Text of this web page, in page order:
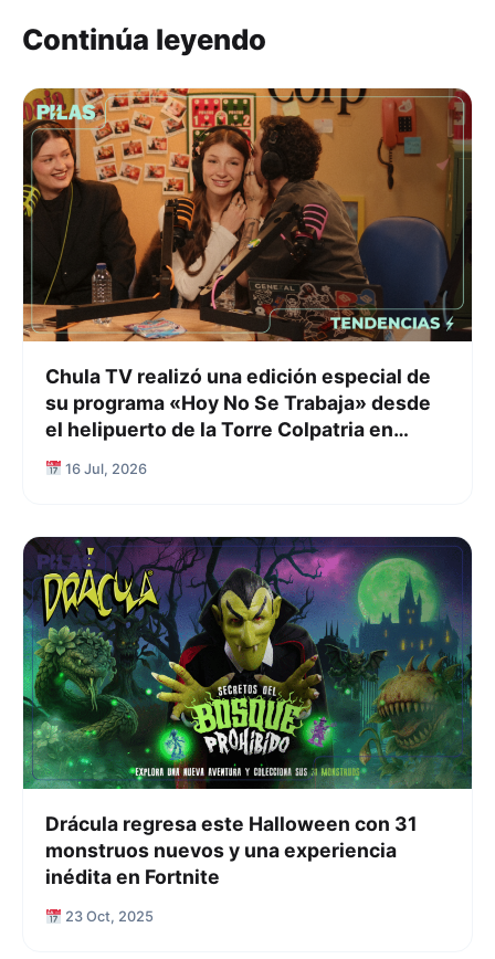
Continúa leyendo
Chula TV realizó una edición especial de
su programa «Hoy No Se Trabaja» desde
el helipuerto de la Torre Colpatria en
Bogotá
16 Jul, 2026
Drácula regresa este Halloween con 31
monstruos nuevos y una experiencia
inédita en Fortnite
23 Oct, 2025